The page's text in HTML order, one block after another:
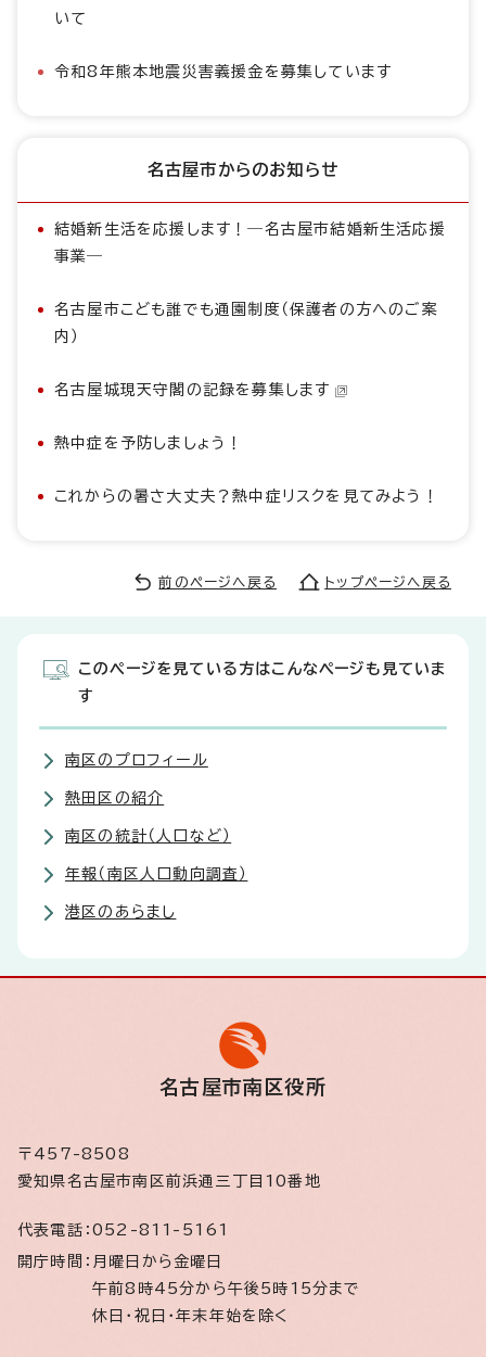
いて
令和8年熊本地震災害義援金を募集しています
名古屋市からのお知らせ
結婚新生活を応援します！―名古屋市結婚新生活応援
事業―
名古屋市こども誰でも通園制度（保護者の方へのご案
内）
名古屋城現天守閣の記録を募集します
熱中症を予防しましょう！
これからの暑さ大丈夫？熱中症リスクを見てみよう！
前のページへ戻る トップページへ戻る
このページを見ている方はこんなページも見ていま
す
南区のプロフィール
熱田区の紹介
南区の統計（人口など）
年報（南区人口動向調査）
港区のあらまし
名古屋市南区役所
〒457-8508
愛知県名古屋市南区前浜通三丁目10番地
代表電話： 052-811-5161
開庁時間： 月曜日から金曜日
午前8時45分から午後5時15分まで
休日・祝日・年末年始を除く